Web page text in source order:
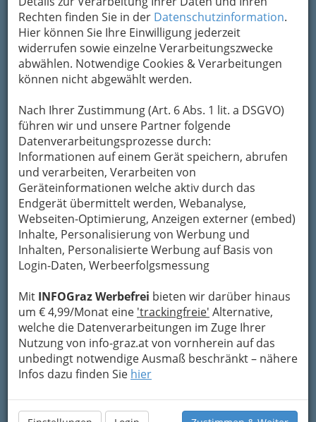
Rechten finden Sie in der Datenschutzinformation.
Hier können Sie Ihre Einwilligung jederzeit
widerrufen sowie einzelne Verarbeitungszwecke
abwählen. Notwendige Cookies & Verarbeitungen
können nicht abgewählt werden.
Nach Ihrer Zustimmung (Art. 6 Abs. 1 lit. a DSGVO)
führen wir und unsere Partner folgende
Datenverarbeitungsprozesse durch:
Informationen auf einem Gerät speichern, abrufen
und verarbeiten, Verarbeiten von
Geräteinformationen welche aktiv durch das
Endgerät übermittelt werden, Webanalyse,
Webseiten-Optimierung, Anzeigen externer (embed)
Inhalte, Personalisierung von Werbung und
Inhalten, Personalisierte Werbung auf Basis von
Login-Daten, Werbeerfolgsmessung
Mit INFOGraz Werbefrei bieten wir darüber hinaus
um € 4,99/Monat eine 'trackingfreie' Alternative,
welche die Datenverarbeitungen im Zuge Ihrer
Nutzung von info-graz.at von vornherein auf das
unbedingt notwendige Ausmaß beschränkt – nähere
Infos dazu finden Sie hier
„Kinder, ich kenne da einen Ort, an dem Pferde
genießerisch in der Sonnedösen, Kaninchen
ihre Bauten graben, Ziegen ohne Grenzen
suhlen undHundewelpen toben.